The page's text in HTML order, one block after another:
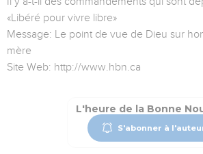
«Libéré pour vivre libre»
Message: Le point de vue de Dieu sur
mère
Site Web: http://www.hbn.ca
L'heure de la Bonne
S'abonner à